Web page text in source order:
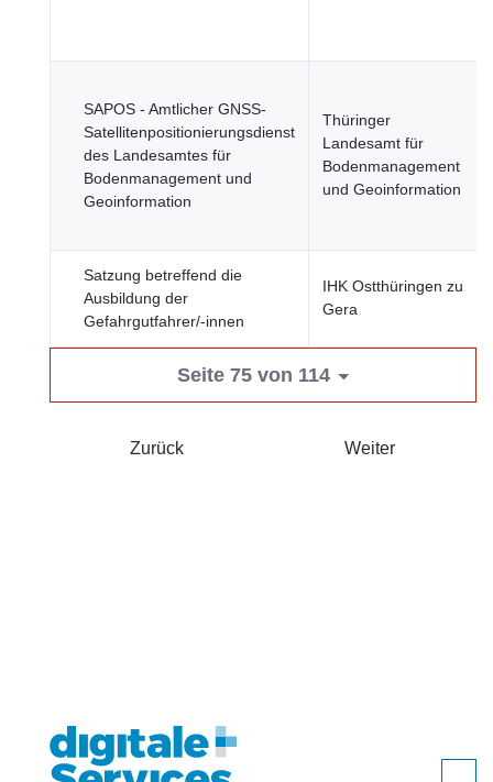
SAPOS - Amtlicher GNSS-
Satellitenpositionierungsdienst
des Landesamtes für
Bodenmanagement und
Geoinformation
Thüringer
Landesamt für
Bodenmanagement
und Geoinformation
Satzung betreffend die
Ausbildung der
Gefahrgutfahrer/-innen
IHK Ostthüringen zu
Gera
Seite 75 von 114
Zurück Weiter